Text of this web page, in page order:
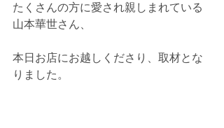
たくさんの方に愛され親しまれている
山本華世さん、
本日お店にお越しくださり、取材とな
りました。